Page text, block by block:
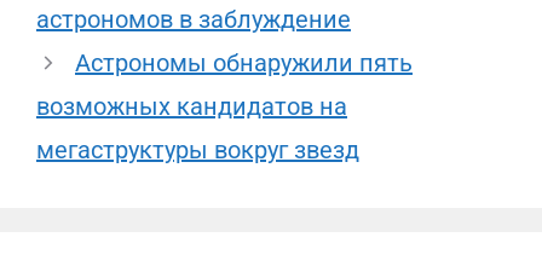
астрономов в заблуждение
Астрономы обнаружили пять
возможных кандидатов на
мегаструктуры вокруг звезд